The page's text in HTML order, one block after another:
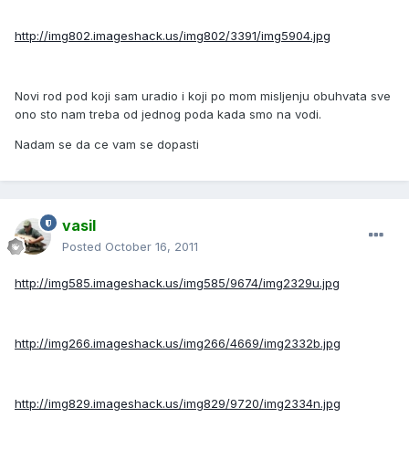
http://img802.imageshack.us/img802/3391/img5904.jpg
Novi rod pod koji sam uradio i koji po mom misljenju obuhvata sve
ono sto nam treba od jednog poda kada smo na vodi.
Nadam se da ce vam se dopasti
vasil
Posted October 16, 2011
http://img585.imageshack.us/img585/9674/img2329u.jpg
http://img266.imageshack.us/img266/4669/img2332b.jpg
http://img829.imageshack.us/img829/9720/img2334n.jpg